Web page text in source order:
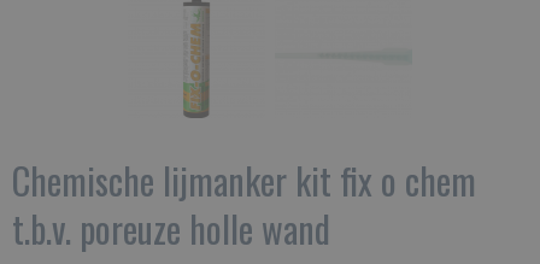
Chemische lijmanker kit fix o chem
t.b.v. poreuze holle wand